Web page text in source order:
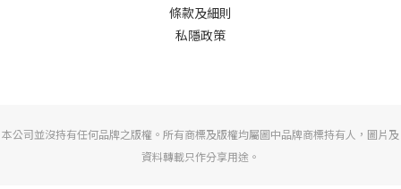
條款及細則
私隱政策
本公司並沒持有任何品牌之版權。所有商標及版權均屬圖中品牌商標持有人，圖片及
資料轉載只作分享用途。